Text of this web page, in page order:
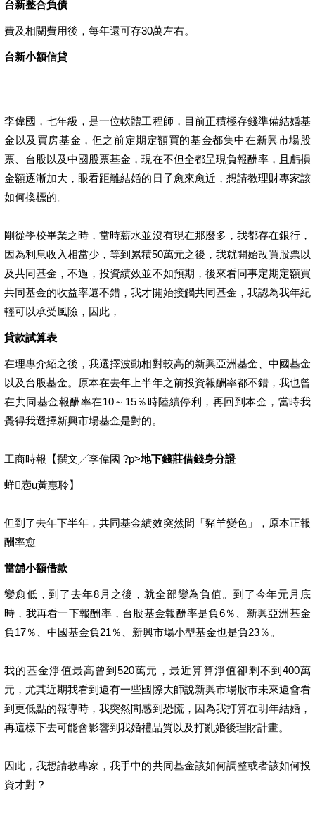
台新整合負債
費及相關費用後，每年還可存30萬左右。
台新小額信貸
李偉國，七年級，是一位軟體工程師，目前正積極存錢準備結婚基
金以及買房基金，但之前定期定額買的基金都集中在新興市場股
票、台股以及中國股票基金，現在不但全都呈現負報酬率，且虧損
金額逐漸加大，眼看距離結婚的日子愈來愈近，想請教理財專家該
如何換標的。
剛從學校畢業之時，當時薪水並沒有現在那麼多，我都存在銀行，
因為利息收入相當少，等到累積50萬元之後，我就開始改買股票以
及共同基金，不過，投資績效並不如預期，後來看同事定期定額買
共同基金的收益率還不錯，我才開始接觸共同基金，我認為我年紀
輕可以承受風險，因此，
貸款試算表
在理專介紹之後，我選擇波動相對較高的新興亞洲基金、中國基金
以及台股基金。原本在去年上半年之前投資報酬率都不錯，我也曾
在共同基金報酬率在10～15％時陸續停利，再回到本金，當時我
覺得我選擇新興市場基金是對的。
工商時報【撰文╱李偉國 ?p>地下錢莊借錢身分證
蛘悫u黃惠聆】
但到了去年下半年，共同基金績效突然間「豬羊變色」，原本正報
酬率愈
當舖小額借款
變愈低，到了去年8月之後，就全部變為負值。到了今年元月底
時，我再看一下報酬率，台股基金報酬率是負6％、新興亞洲基金
負17％、中國基金負21％、新興市場小型基金也是負23％。
我的基金淨值最高曾到520萬元，最近算算淨值卻剩不到400萬
元，尤其近期我看到還有一些國際大師說新興市場股市未來還會看
到更低點的報導時，我突然間感到恐慌，因為我打算在明年結婚，
再這樣下去可能會影響到我婚禮品質以及打亂婚後理財計畫。
因此，我想請教專家，我手中的共同基金該如何調整或者該如何投
資才對？